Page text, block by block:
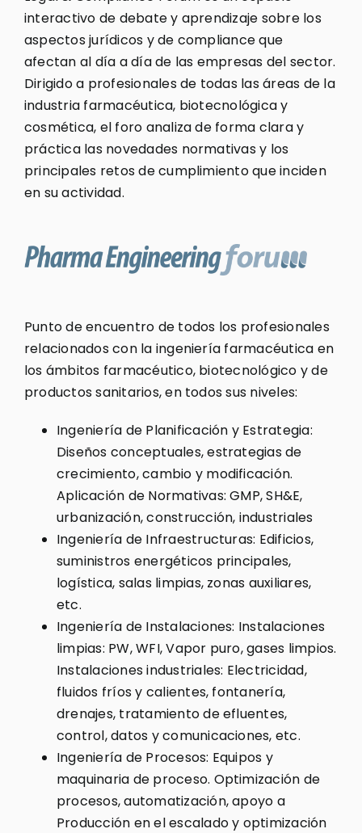
interactivo de debate y aprendizaje sobre los
aspectos jurídicos y de compliance que
afectan al día a día de las empresas del sector.
Dirigido a profesionales de todas las áreas de la
industria farmacéutica, biotecnológica y
cosmética, el foro analiza de forma clara y
práctica las novedades normativas y los
principales retos de cumplimiento que inciden
en su actividad.
Punto de encuentro de todos los profesionales
relacionados con la ingeniería farmacéutica en
los ámbitos farmacéutico, biotecnológico y de
productos sanitarios, en todos sus niveles:
Ingeniería de Planificación y Estrategia:
Diseños conceptuales, estrategias de
crecimiento, cambio y modificación.
Aplicación de Normativas: GMP, SH&E,
urbanización, construcción, industriales
Ingeniería de Infraestructuras: Edificios,
suministros energéticos principales,
logística, salas limpias, zonas auxiliares,
etc.
Ingeniería de Instalaciones: Instalaciones
limpias: PW, WFI, Vapor puro, gases limpios.
Instalaciones industriales: Electricidad,
fluidos fríos y calientes, fontanería,
drenajes, tratamiento de efluentes,
control, datos y comunicaciones, etc.
Ingeniería de Procesos: Equipos y
maquinaria de proceso. Optimización de
procesos, automatización, apoyo a
Producción en el escalado y optimización